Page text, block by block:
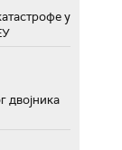
у
двојника